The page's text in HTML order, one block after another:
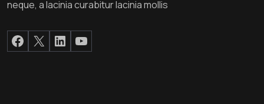
neque, a lacinia curabitur lacinia mollis
Facebook
X LinkedIn
YouTube